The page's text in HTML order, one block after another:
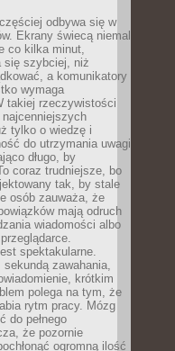
odbywa się w
Ekrany świecą niemal
co kilka minut,
się szybciej, niż
a komunikatory
wymaga
takiej rzeczywistości
najcenniejszych
tylko o wiedzę i
do utrzymania uwagi
długo, by
coraz trudniejsze, bo
tak, by stale
osób zauważa, że
mają odruch
wiadomości albo
spektakularne.
zawahania,
krótkim
polega na tym, że
rytm pracy. Mózg
do pełnego
że pozornie
ogromną ilość